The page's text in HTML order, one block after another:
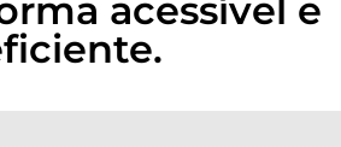
acessível e